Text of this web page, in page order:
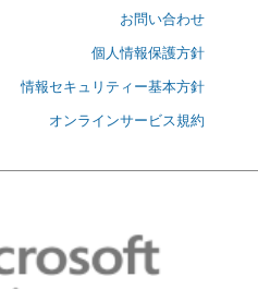
お問い合わせ
個人情報保護方針
情報セキュリティー基本方針
オンラインサービス規約